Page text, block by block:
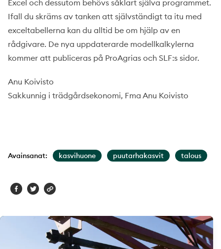
Excel och dessutom behövs såklart själva programmet.
Ifall du skräms av tanken att självständigt ta itu med
exceltabellerna kan du alltid be om hjälp av en
rådgivare. De nya uppdaterarde modellkalkylerna
kommer att publiceras på ProAgrias och SLF:s sidor.
Anu Koivisto
Sakkunnig i trädgårdsekonomi, Fma Anu Koivisto
Avainsanat: kasvihuone puutarhakasvit talous